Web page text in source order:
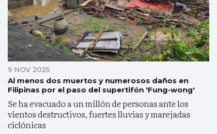
9 NOV 2025
Al menos dos muertos y numerosos daños en
Filipinas por el paso del supertifón 'Fung-wong'
Se ha evacuado a un millón de personas ante los
vientos destructivos, fuertes lluvias y marejadas
ciclónicas